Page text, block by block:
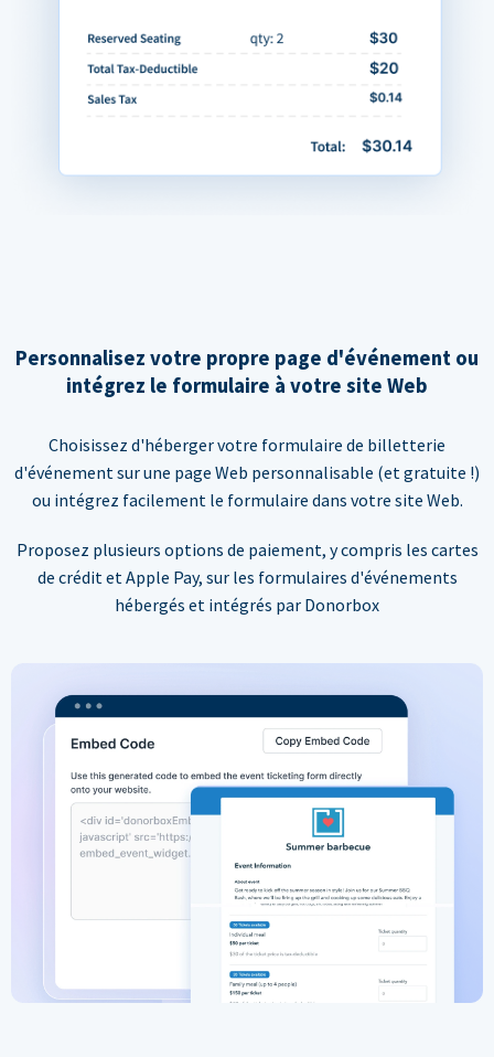
Personnalisez votre propre page d'événement ou
intégrez le formulaire à votre site Web
Choisissez d'héberger votre formulaire de billetterie
d'événement sur une page Web personnalisable (et gratuite !)
ou intégrez facilement le formulaire dans votre site Web.
Proposez plusieurs options de paiement, y compris les cartes
de crédit et Apple Pay, sur les formulaires d'événements
hébergés et intégrés par Donorbox